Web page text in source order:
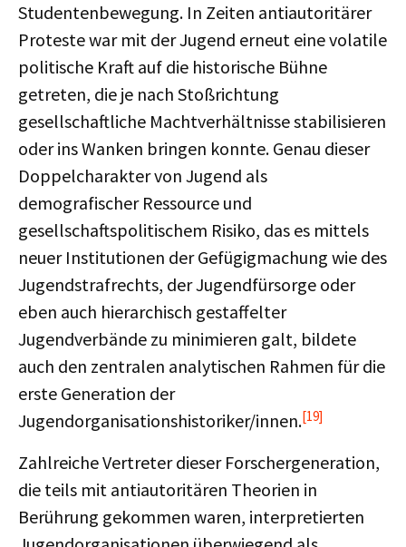
Studentenbewegung. In Zeiten antiautoritärer
Proteste war mit der Jugend erneut eine volatile
politische Kraft auf die historische Bühne
getreten, die je nach Stoßrichtung
gesellschaftliche Machtverhältnisse stabilisieren
oder ins Wanken bringen konnte. Genau dieser
Doppelcharakter von Jugend als
demografischer Ressource und
gesellschaftspolitischem Risiko, das es mittels
neuer Institutionen der Gefügigmachung wie des
Jugendstrafrechts, der Jugendfürsorge oder
eben auch hierarchisch gestaffelter
Jugendverbände zu minimieren galt, bildete
auch den zentralen analytischen Rahmen für die
erste Generation der
Jugendorganisationshistoriker/innen.[19]
Zahlreiche Vertreter dieser Forschergeneration,
die teils mit antiautoritären Theorien in
Berührung gekommen waren, interpretierten